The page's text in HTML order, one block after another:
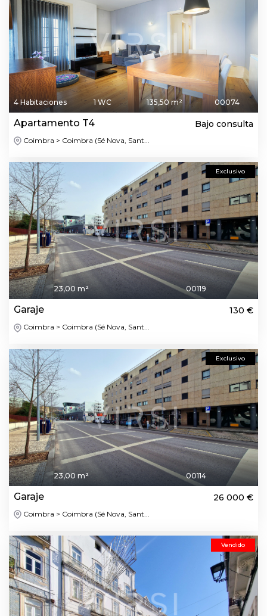
4 Habitaciones 1 WC 135,50 m² 00074
Apartamento T4 Bajo consulta
Coimbra > Coimbra (Sé Nova, Sant...
Exclusivo
23,00 m² 00119
Garaje 130 €
Coimbra > Coimbra (Sé Nova, Sant...
Exclusivo
23,00 m² 00114
Garaje 26 000 €
Coimbra > Coimbra (Sé Nova, Sant...
Vendido